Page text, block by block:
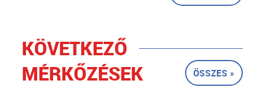
KÖVETKEZŐ
MÉRKŐZÉSEK
ÖSSZES »